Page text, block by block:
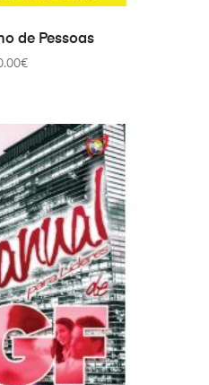
TO CART
de Pessoas
€